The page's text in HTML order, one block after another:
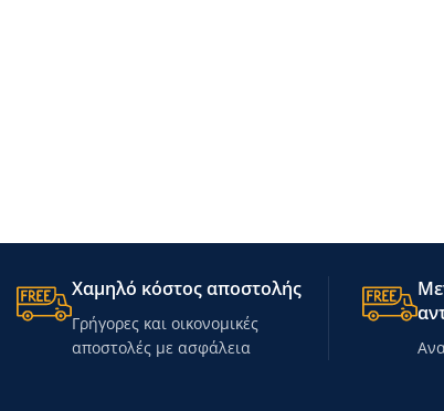
Χαμηλό κόστος αποστολής
Γρήγορες και οικονομικές
αποστολές με ασφάλεια